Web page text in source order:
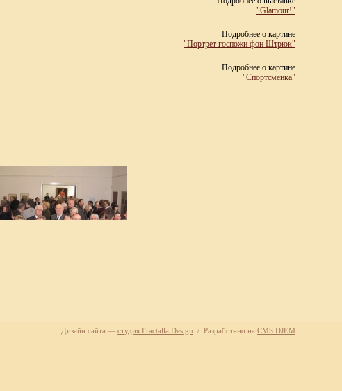
"Glamour!"
Подробнее о картине
"Портрет госпожи фон Штрюк"
Подробнее о картине
"Спортсменка"
Дизайн сайта — студия Fractalla Design / Разработано на CMS DJEM